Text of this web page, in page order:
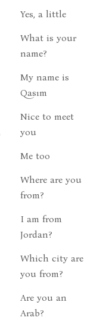
Yes, a little
What is your
name?
My name is
Qasım
Nice to meet
you
Me too
Where are you
from?
I am from
Jordan?
Which city are
you from?
Are you an
Arab?